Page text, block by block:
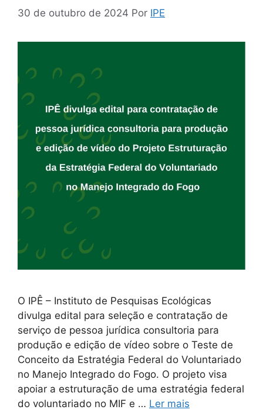
30 de outubro de 2024 Por IPE
O IPÊ – Instituto de Pesquisas Ecológicas
divulga edital para seleção e contratação de
serviço de pessoa jurídica consultoria para
produção e edição de vídeo sobre o Teste de
Conceito da Estratégia Federal do Voluntariado
no Manejo Integrado do Fogo. O projeto visa
apoiar a estruturação de uma estratégia federal
do voluntariado no MIF e … Ler mais